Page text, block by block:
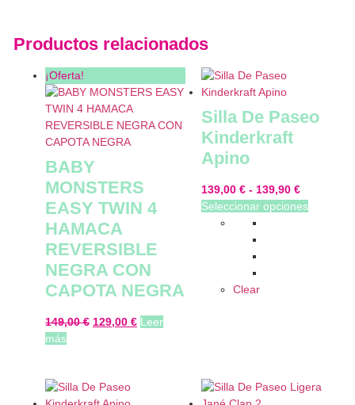
Productos relacionados
¡Oferta!
BABY
MONSTERS
EASY TWIN 4
HAMACA
REVERSIBLE
NEGRA CON
CAPOTA NEGRA
149,00€ 129,00 € Leer
más
Silla De Paseo
Kinderkraft
Apino
139,00 € - 139,90 €
Seleccionar opciones
Clear